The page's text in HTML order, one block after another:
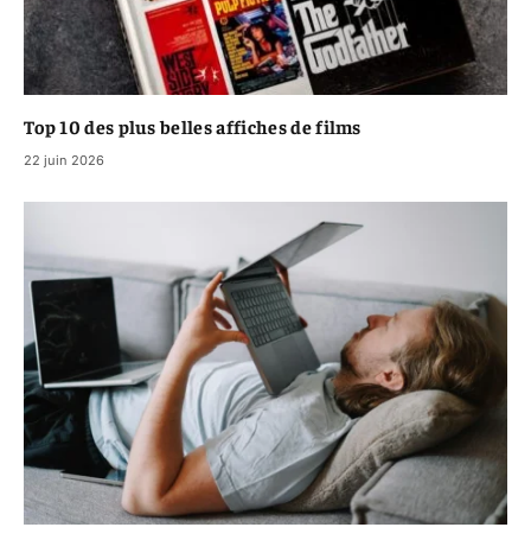
Top 10 des plus belles affiches de films
22 juin 2026